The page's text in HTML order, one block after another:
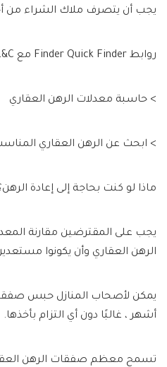
يجب أن يتصرف ملاك الشراء من
روابط Finder Quick Finder مع This Is Money's Partner L&C
> حاسبة معدلات الرهن العقاري
> ابحث عن الرهن العقاري
ماذا لو كنت بحاجة إلى إعادة
يجب على المقترضين مقارنة
الرهن العقاري وأن يكونوا
يمكن لأصحاب المنازل حبس
أشهر ، غالبًا دون أي التزام بأخذها.
تسمح معظم صفقات الرهن